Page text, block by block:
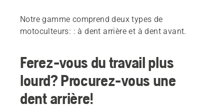
Notre gamme comprend deux types de
motoculteurs: : à dent arrière et à dent avant.
Ferez-vous du travail plus
lourd? Procurez-vous une
dent arrière!